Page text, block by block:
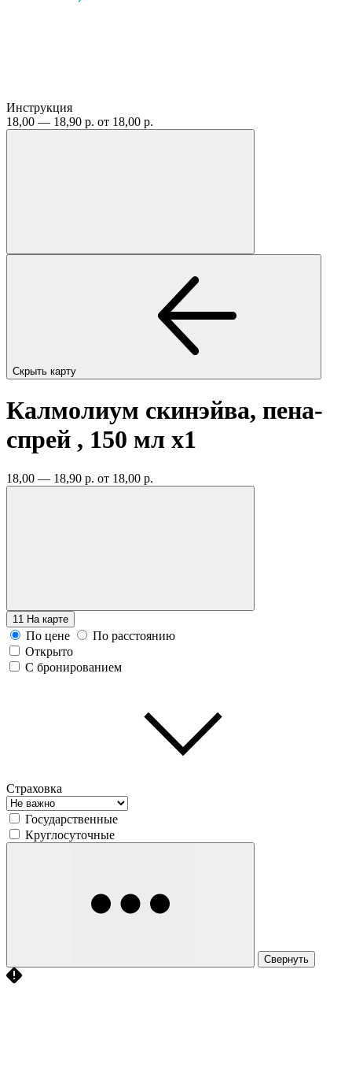
Инструкция
18,00 — 18,90 р. от 18,00 р.
Скрыть карту
Калмолиум скинэйва, пена-
спрей , 150 мл x1
18,00 — 18,90 р. от 18,00 р.
11 На карте
По цене
По расстоянию
Открыто
С бронированием
Страховка
Государственные
Круглосуточные
Свернуть